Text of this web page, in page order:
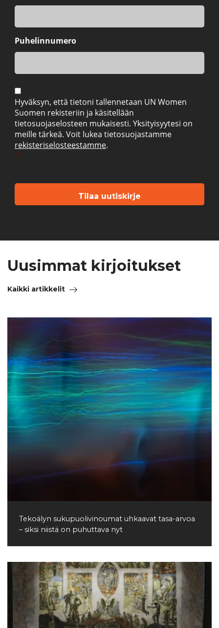
Puhelinnumero
Suostumus
Hyväksyn, että tietoni tallennetaan UN Women
Suomen rekisteriin ja käsitellään
tietosuojaselosteen mukaisesti. Yksityisyytesi on
meille tärkeä. Voit lukea tietosuojastamme
rekisteriselosteestamme.
*
Uusimmat kirjoitukset
Kaikki artikkelit
Tekoälyn sukupuolivinoumat uhkaavat tasa-arvoa
– siksi niistä on puhuttava nyt